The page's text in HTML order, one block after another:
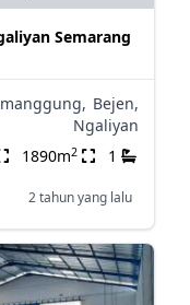
Semarang
Bejen,
Ngaliyan
1890m2 1
2 tahun yang lalu